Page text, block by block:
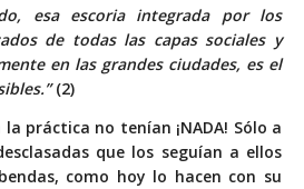
esa escoria integrada por los
de todas las capas sociales y
en las grandes ciudades, es el
(2)
práctica no tenían ¡NADA! Sólo a
que los seguían a ellos
como hoy lo hacen con su